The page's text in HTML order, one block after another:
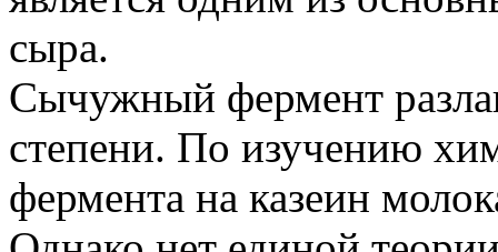
сыра.
Сычужный фермент
степени. По изучению
фермента на казеин